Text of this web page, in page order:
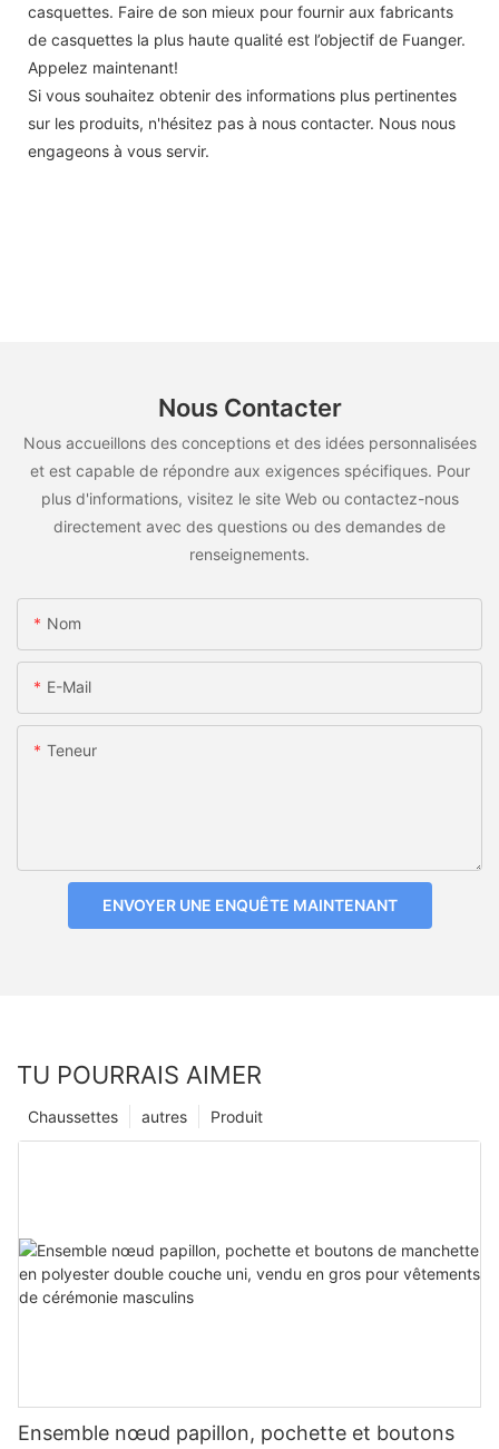
casquettes. Faire de son mieux pour fournir aux fabricants
de casquettes la plus haute qualité est l’objectif de Fuanger.
Appelez maintenant!
Si vous souhaitez obtenir des informations plus pertinentes
sur les produits, n'hésitez pas à nous contacter. Nous nous
engageons à vous servir.
Nous Contacter
Nous accueillons des conceptions et des idées personnalisées
et est capable de répondre aux exigences spécifiques. Pour
plus d'informations, visitez le site Web ou contactez-nous
directement avec des questions ou des demandes de
renseignements.
Nom
E-Mail
Teneur
ENVOYER UNE ENQUÊTE MAINTENANT
TU POURRAIS AIMER
Produit
autres
Chaussettes
Ensemble nœud papillon, pochette et boutons